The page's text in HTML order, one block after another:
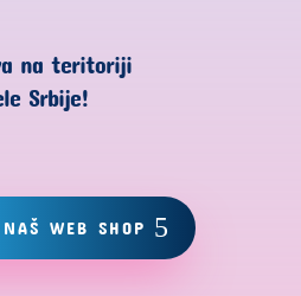
na teritoriji
Srbije!
WEB SHOP